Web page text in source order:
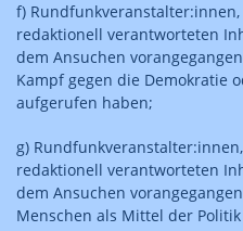
f)
redaktionell verantworteten
dem Ansuchen
Kampf gegen die Demokratie
aufgerufen haben;
g)
redaktionell verantworteten
dem Ansuchen
Menschen als Mittel der